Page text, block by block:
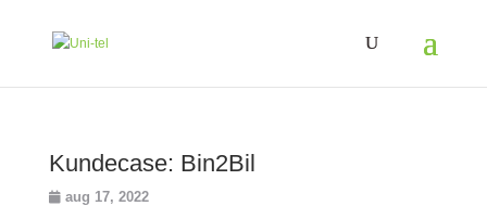
Kundecase: Bin2Bil
aug 17, 2022